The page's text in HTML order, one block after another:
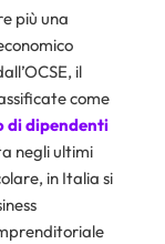
più una
il
come
di dipendenti
negli ultimi
in Italia si